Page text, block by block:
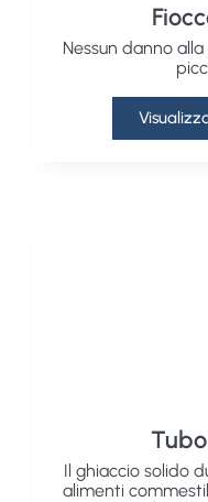
Nessun danno
Il ghiaccio solido
alimenti